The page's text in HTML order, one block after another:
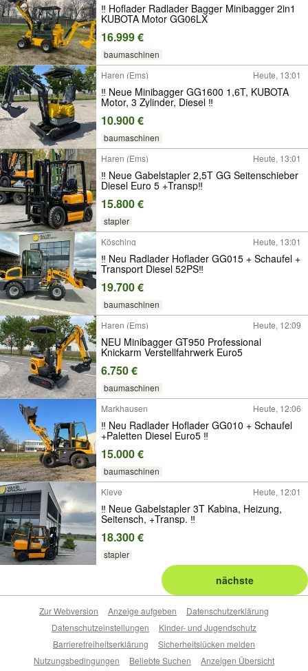
‼ Hoflader Radlader Bagger Minibagger 2in1
KUBOTA Motor GG06LX
16.999 €
baumaschinen
Haren (Ems)
Heute, 13:01
‼ Neue Minibagger GG1600 1,6T, KUBOTA
Motor, 3 Zylinder, Diesel ‼
10.900 €
baumaschinen
Haren (Ems)
Heute, 13:01
‼ Neue Gabelstapler 2,5T GG Seitenschieber
Diesel Euro 5 +Transp‼
15.800 €
stapler
Kösching
Heute, 13:01
‼ Neu Radlader Hoflader GG015 + Schaufel +
Transport Diesel 52PS‼
19.700 €
baumaschinen
Haren (Ems)
Heute, 12:09
NEU Minibagger GT950 Professional
Knickarm Verstellfahrwerk Euro5
6.750 €
baumaschinen
Markhausen
Heute, 12:06
‼ Neu Radlader Hoflader GG010 + Schaufel
+Paletten Diesel Euro5 ‼
15.000 €
baumaschinen
Kleve
Heute, 12:01
‼ Neue Gabelstapler 3T Kabina, Heizung,
Seitensch, +Transp. ‼
18.300 €
stapler
nächste
Zur Webversion Anzeige aufgeben
Datenschutzerklärung
Datenschutzeinstellungen
Kinder- und Jugendschutz
Barrierefreiheitserklärung
Sicherheitslücken melden
Nutzungsbedingungen
Beliebte Suchen Anzeigen Übersicht